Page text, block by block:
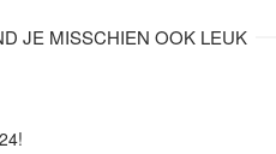
JE MISSCHIEN OOK LEUK